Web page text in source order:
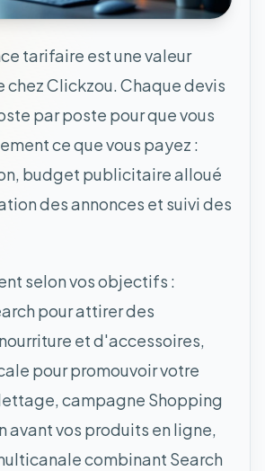
tarifaire est une valeur
Clickzou. Chaque devis
par poste pour que vous
ce que vous payez :
budget publicitaire alloué
des annonces et suivi des
selon vos objectifs :
pour attirer des
et d'accessoires,
pour promouvoir votre
campagne Shopping
avant vos produits en ligne,
combinant Search